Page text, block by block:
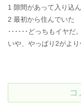
1 隙間があって入り込
2 最初から住んでいた
･･････どっちもイヤだ。
いや、やっぱり2がよ
コ